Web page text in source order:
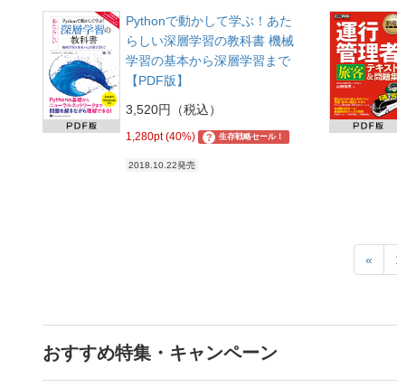
Pythonで動かして学ぶ！あた
らしい深層学習の教科書 機械
学習の基本から深層学習まで
【PDF版】
3,520円（税込）
1,280pt (40%) ? 生存戦略セール！
2018.10.22発売
«
おすすめ特集・キャンペーン